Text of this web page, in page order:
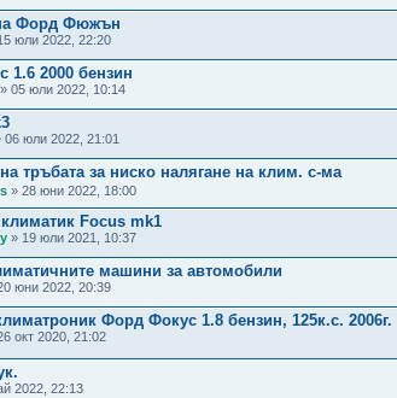
Форд Фюжън
юли 2022, 22:20
1.6 2000 бензин
» 05 юли 2022, 10:14
06 юли 2022, 21:01
тръбата за ниско налягане на клим. с-ма
» 28 юни 2022, 18:00
Focus mk1
» 19 юли 2021, 10:37
машини за автомобили
юни 2022, 20:39
Форд Фокус 1.8 бензин, 125к.с. 2006г.
окт 2020, 21:02
2022, 22:13